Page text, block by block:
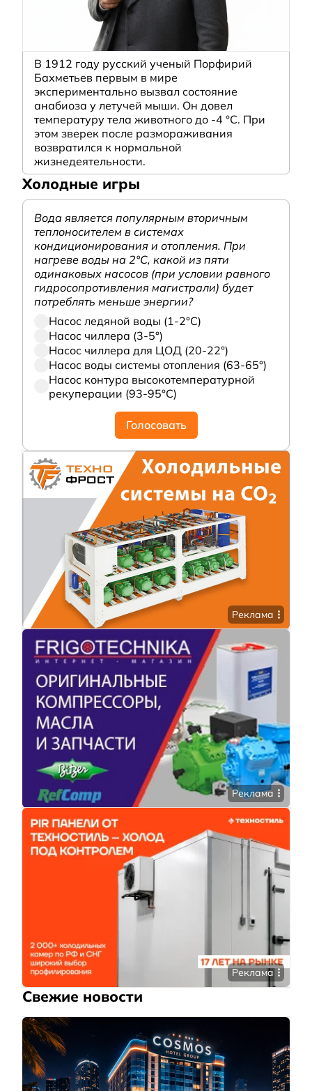
В 1912 году русский ученый Порфирий
Бахметьев первым в мире
экспериментально вызвал состояние
анабиоза у летучей мыши. Он довел
температуру тела животного до -4 °C. При
этом зверек после размораживания
возвратился к нормальной
жизнедеятельности.
Холодные игры
Вода является популярным вторичным
теплоносителем в системах
кондиционирования и отопления. При
нагреве воды на 2°С, какой из пяти
одинаковых насосов (при условии равного
гидросопротивления магистрали) будет
потреблять меньше энергии?
Насос ледяной воды (1-2°С)
Насос чиллера (3-5°)
Насос чиллера для ЦОД (20-22°)
Насос воды системы отопления (63-65°)
Насос контура высокотемпературной
рекуперации (93-95°С)
Голосовать
Реклама
Реклама
Реклама
Свежие новости